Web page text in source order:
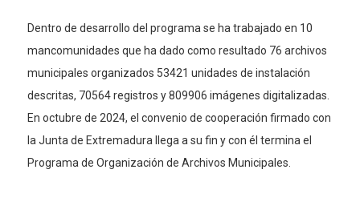
Dentro de desarrollo del programa se ha trabajado en 10
mancomunidades que ha dado como resultado 76 archivos
municipales organizados 53421 unidades de instalación
descritas, 70564 registros y 809906 imágenes digitalizadas.
En octubre de 2024, el convenio de cooperación firmado con
la Junta de Extremadura llega a su fin y con él termina el
Programa de Organización de Archivos Municipales.